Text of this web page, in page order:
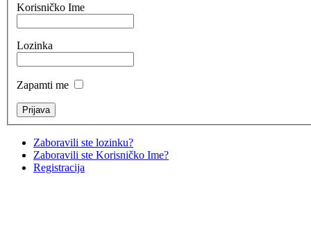
Korisničko Ime
Lozinka
Zapamti me
Zaboravili ste lozinku?
Zaboravili ste Korisničko Ime?
Registracija